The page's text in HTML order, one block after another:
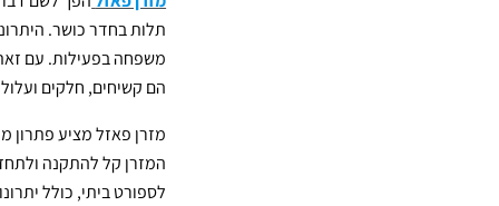
תלות בחדר כושר.
משפחה בפעילות. עם
הם קשיחים, חלקים
מזרן פאזל מציע פתרון
המזרן קל להתקנה
לספורט ביתי, כולל